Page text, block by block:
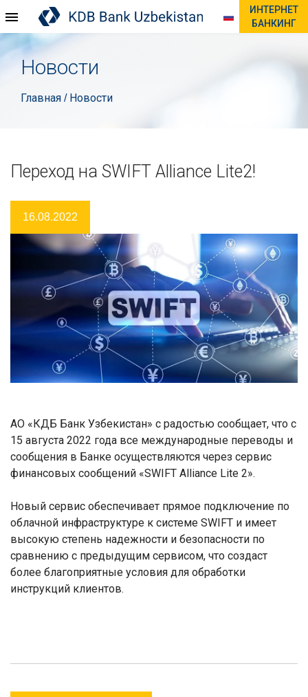
ИНТЕРНЕТ
БАНКИНГ
Новости
Главная / Новости
Переход на SWIFT Alliance Lite2!
16.08.2022
АО «КДБ Банк Узбекистан» c радостью сообщает, что с
15 августа 2022 года все международные переводы и
сообщения в Банке осуществляются через сервис
финансовых сообщений «SWIFT Alliance Lite 2».
Новый сервис обеспечивает прямое подключение по
облачной инфраструктуре к системе SWIFT и имеет
высокую степень надежности и безопасности по
сравнению с предыдущим сервисом, что создаст
более благоприятные условия для обработки
инструкций клиентов.